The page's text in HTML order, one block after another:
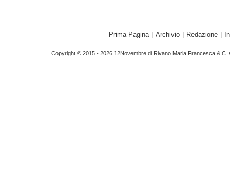
Prima Pagina Archivio Redazione
Copyright © 2015 - 2026 12Novembre di Rivano Maria Francesca &